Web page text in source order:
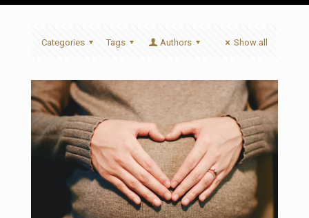
Categories Tags Authors Show all